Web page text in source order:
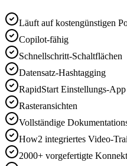
Läuft auf kostengünstigen
Copilot-fähig
Schnellschritt-Schaltflächen
Datensatz-Hashtagging
RapidStart Einstellungs-App
Rasteransichten
Vollständige
How2 integriertes Video-
2000+ vorgefertigte